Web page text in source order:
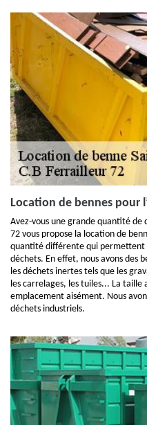
Location de bennes pour
Avez-vous une grande quantité de
72 vous propose la location de
quantité différente qui permettent
déchets. En effet, nous avons des
les déchets inertes tels que les
les carrelages, les tuiles... La
emplacement aisément. Nous
déchets industriels.